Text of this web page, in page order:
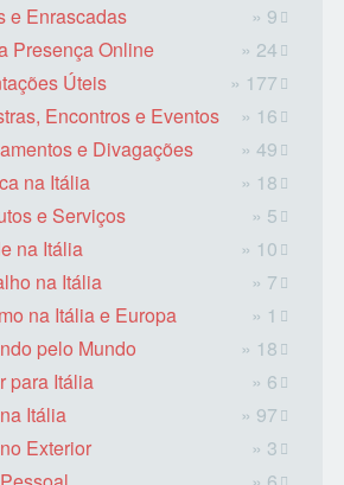
e Enrascadas
» 9
Presença Online
» 24
Úteis
» 177
Encontros e Eventos
» 16
e Divagações
» 49
na Itália
» 18
e Serviços
» 5
na Itália
» 10
na Itália
» 7
na Itália e Europa
» 1
pelo Mundo
» 18
para Itália
» 6
Itália
» 97
Exterior
» 3